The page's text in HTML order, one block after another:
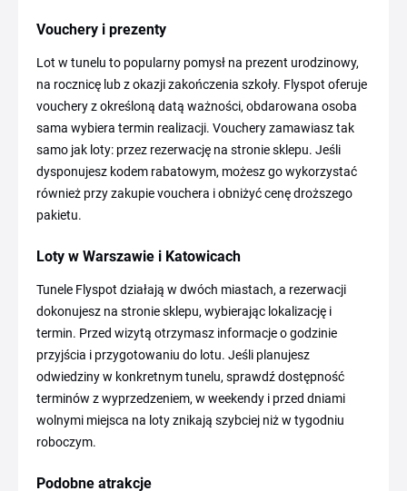
Vouchery i prezenty
Lot w tunelu to popularny pomysł na prezent urodzinowy,
na rocznicę lub z okazji zakończenia szkoły. Flyspot oferuje
vouchery z określoną datą ważności, obdarowana osoba
sama wybiera termin realizacji. Vouchery zamawiasz tak
samo jak loty: przez rezerwację na stronie sklepu. Jeśli
dysponujesz kodem rabatowym, możesz go wykorzystać
również przy zakupie vouchera i obniżyć cenę droższego
pakietu.
Loty w Warszawie i Katowicach
Tunele Flyspot działają w dwóch miastach, a rezerwacji
dokonujesz na stronie sklepu, wybierając lokalizację i
termin. Przed wizytą otrzymasz informacje o godzinie
przyjścia i przygotowaniu do lotu. Jeśli planujesz
odwiedziny w konkretnym tunelu, sprawdź dostępność
terminów z wyprzedzeniem, w weekendy i przed dniami
wolnymi miejsca na loty znikają szybciej niż w tygodniu
roboczym.
Podobne atrakcje